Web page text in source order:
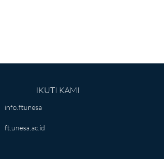
IKUTI KAMI
info.ftunesa
ft.unesa.ac.id